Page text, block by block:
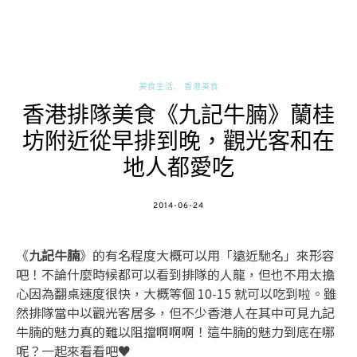
美食生活 香港美食
香港排隊美食《九記牛腩》蘭桂
坊附近從早排到晚，觀光客和在
地人都愛吃
POSTED
2014-06-24
《九記牛腩》的有名程度大概可以用「遠近馳名」來形容
吧！不論什麼時候都可以看到排隊的人龍，但也不用太擔
心因為翻桌速度很快，大概等個 10-15 就可以吃到啦。雖
然排隊當中以觀光客居多，但不少香港人在其中可見九記
牛腩的魅力真的難以阻擋啊啊啊！這牛腩的魅力到底在哪
呢？一起來看看吧♥